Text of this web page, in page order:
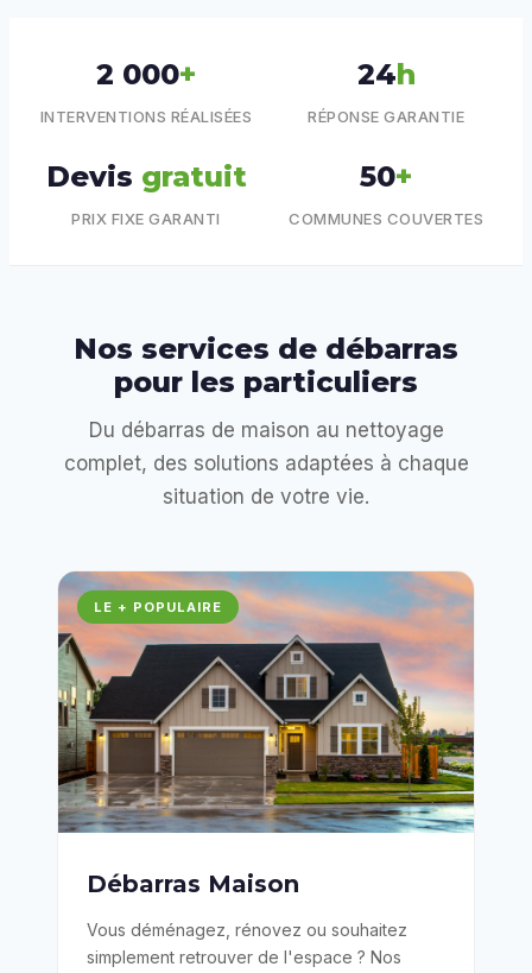
2 000+
INTERVENTIONS RÉALISÉES
24h
RÉPONSE GARANTIE
Devis gratuit
PRIX FIXE GARANTI
50+
COMMUNES COUVERTES
Nos services de débarras
pour les particuliers
Du débarras de maison au nettoyage
complet, des solutions adaptées à chaque
situation de votre vie.
LE + POPULAIRE
Débarras Maison
Vous déménagez, rénovez ou souhaitez
simplement retrouver de l'espace ? Nos